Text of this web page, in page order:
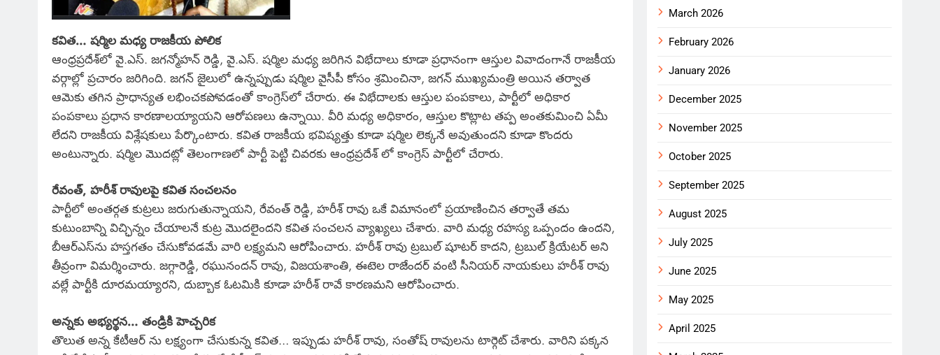
కవిత… షర్మిల మధ్య రాజకీయ పోలిక
ఆంధ్రప్రదేశ్‌లో వై.ఎస్. జగన్మోహన్ రెడ్డి, వై.ఎస్. షర్మిల మధ్య జరిగిన విభేదాలు కూడా ప్రధానంగా ఆస్తుల వివాదంగానే రాజకీయ
వర్గాల్లో ప్రచారం జరిగింది. జగన్ జైలులో ఉన్నప్పుడు షర్మిల వైసీపీ కోసం శ్రమించినా, జగన్ ముఖ్యమంత్రి అయిన తర్వాత
ఆమెకు తగిన ప్రాధాన్యత లభించకపోవడంతో కాంగ్రెస్‌లో చేరారు. ఈ విభేదాలకు ఆస్తుల పంపకాలు, పార్టీలో అధికార
పంపకాలు ప్రధాన కారణాలయ్యాయని ఆరోపణలు ఉన్నాయి. వీరి మధ్య అధికారం, ఆస్తుల కొట్లాట తప్ప అంతకుమించి ఏమీ
లేదని రాజకీయ విశ్లేషకులు పేర్కొంటారు. కవిత రాజకీయ భవిష్యత్తు కూడా షర్మిల లెక్కనే అవుతుందని కూడా కొందరు
అంటున్నారు. షర్మిల మొదట్లో తెలంగాణలో పార్టీ పెట్టి చివరకు ఆంధ్రప్రదేశ్ లో కాంగ్రెస్ పార్టీలో చేరారు.
రేవంత్, హరీశ్ రావులపై కవిత సంచలనం
పార్టీలో అంతర్గత కుట్రలు జరుగుతున్నాయని, రేవంత్ రెడ్డి, హరీశ్ రావు ఒకే విమానంలో ప్రయాణించిన తర్వాతే తమ
కుటుంబాన్ని విచ్ఛిన్నం చేయాలనే కుట్ర మొదలైందని కవిత సంచలన వ్యాఖ్యలు చేశారు. వారి మధ్య రహస్య ఒప్పందం ఉందని,
బీఆర్ఎస్‌ను హస్తగతం చేసుకోవడమే వారి లక్ష్యమని ఆరోపించారు. హరీశ్ రావు ట్రబుల్ షూటర్ కాదని, ట్రబుల్ క్రియేటర్ అని
తీవ్రంగా విమర్శించారు. జగ్గారెడ్డి, రఘునందన్ రావు, విజయశాంతి, ఈటెల రాజేందర్ వంటి సీనియర్ నాయకులు హరీశ్ రావు
వల్లే పార్టీకి దూరమయ్యారని, దుబ్బాక ఓటమికి కూడా హరీశ్ రావే కారణమని ఆరోపించారు.
అన్నకు అభ్యర్థన… తండ్రికి హెచ్చరిక
తొలుత అన్న కేటీఆర్ ను లక్ష్యంగా చేసుకున్న కవిత… ఇప్పుడు హరీశ్ రావు, సంతోష్ రావులను టార్గెట్ చేశారు. వారిని పక్కన
March 2026
February 2026
January 2026
December 2025
November 2025
October 2025
September 2025
August 2025
July 2025
June 2025
May 2025
April 2025